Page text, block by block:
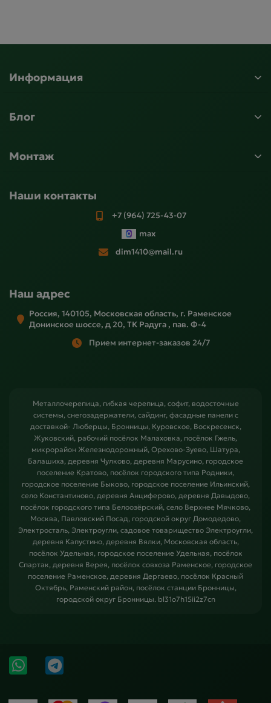
Информация
Блог
Монтаж
Наши контакты
+7 (964) 725-43-07
max
dim1410@mail.ru
Наш адрес
Россия, 140105, Московская область, г. Раменское
Донинское шоссе, д 20, ТК Радуга , пав. Ф-4
Прием интернет-заказов 24/7
Металлочерепица, гибкая черепица, софит, водосточные
системы, снегозадержатели, сайдинг, фасадные панели с
доставкой- Люберцы, Бронницы, Куровское, Воскресенск,
Жуковский, рабочий посёлок Малаховка, посёлок Гжель,
микрорайон Железнодорожный, Орехово-Зуево, Шатура,
Балашиха, деревня Чулково, деревня Марусино, городское
поселение Кратово, посёлок городского типа Родники,
городское поселение Быково, городское поселение Ильинский,
село Константиново, деревня Анциферово, деревня Давыдово,
посёлок городского типа Белоозёрский, село Верхнее Мячково,
Москва, Павловский Посад, городской округ Домодедово,
Электросталь, Электроугли, садовое товарищество Электроугли,
деревня Капустино, деревня Вялки, Московская область,
посёлок Удельная, городское поселение Удельная, посёлок
Спартак, деревня Верея, посёлок совхоза Раменское, городское
поселение Раменское, деревня Дергаево, посёлок Красный
Октябрь, Раменский район, посёлок станции Бронницы,
городской округ Бронницы. bl31o7h15ii2z7cn